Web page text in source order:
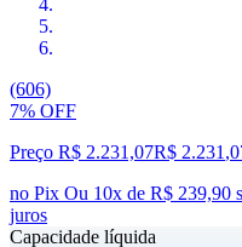
(606)
7% OFF
Preço R$ 2.231,07R$ 2.231 ,
no Pix Ou 10x de R$ 239,90
juros
Capacidade líquida